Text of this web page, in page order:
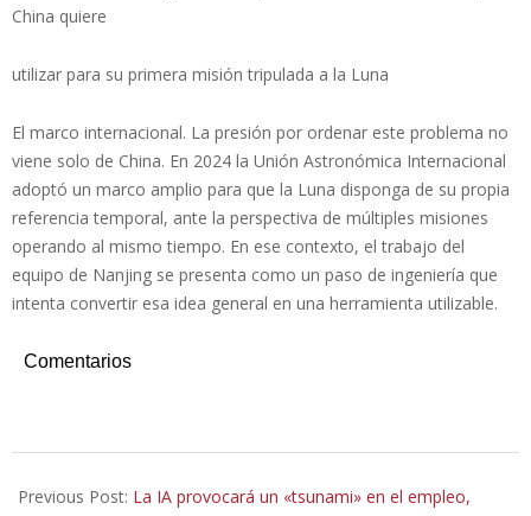
China quiere
utilizar para su primera misión tripulada a la Luna
El marco internacional. La presión por ordenar este problema no
viene solo de China. En 2024 la Unión Astronómica Internacional
adoptó un marco amplio para que la Luna disponga de su propia
referencia temporal, ante la perspectiva de múltiples misiones
operando al mismo tiempo. En ese contexto, el trabajo del
equipo de Nanjing se presenta como un paso de ingeniería que
intenta convertir esa idea general en una herramienta utilizable.
Comentarios
01-
Previous Post: La IA provocará un «tsunami» en el empleo,